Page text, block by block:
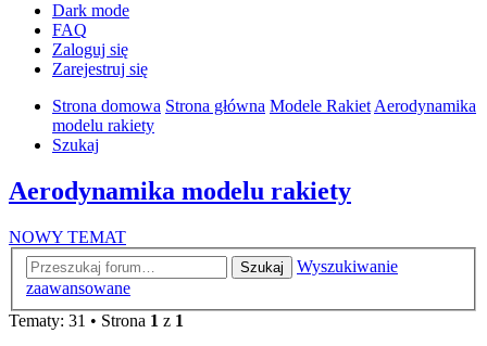
Dark mode
FAQ
Zaloguj się
Zarejestruj się
Strona domowa Strona główna Modele RakietAerodynamika
modelu rakiety
Szukaj
Aerodynamika modelu rakiety
NOWY TEMAT
Szukaj
Wyszukiwanie
zaawansowane
Tematy: 31 • Strona 1 z 1